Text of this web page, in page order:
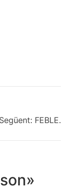
Següent: FEBLE.